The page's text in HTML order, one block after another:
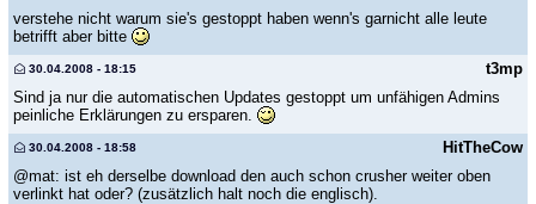
verstehe nicht warum sie's gestoppt haben wenn's garnicht alle leute
betrifft aber bitte
t3mp
30.04.2008 - 18:15
Sind ja nur die automatischen Updates gestoppt um unfähigen Admins
peinliche Erklärungen zu ersparen.
HitTheCow
30.04.2008 - 18:58
@mat: ist eh derselbe download den auch schon crusher weiter oben
verlinkt hat oder? (zusätzlich halt noch die englisch).